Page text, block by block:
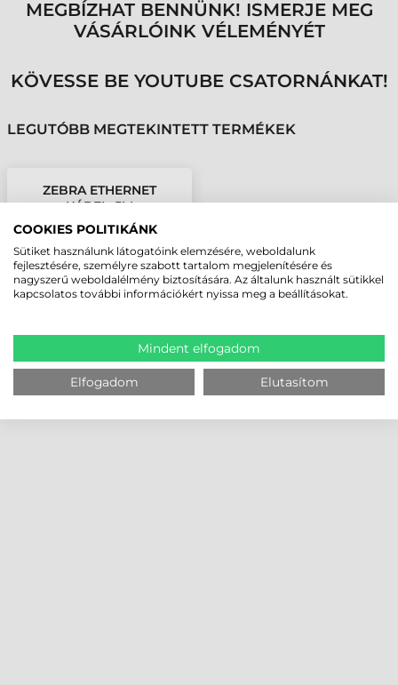
MEGBÍZHAT BENNÜNK! ISMERJE MEG
VÁSÁRLÓINK VÉLEMÉNYÉT
KÖVESSE BE YOUTUBE CSATORNÁNKAT!
LEGUTÓBB MEGTEKINTETT TERMÉKEK
ZEBRA ETHERNET
KÁBEL, 5M
COOKIES POLITIKÁNK
Sütiket használunk látogatóink elemzésére, weboldalunk
fejlesztésére, személyre szabott tartalom megjelenítésére és
nagyszerű weboldalélmény biztosítására. Az általunk használt sütikkel
kapcsolatos további információkért nyissa meg a beállításokat.
Mindent elfogadom
Elfogadom Elutasítom